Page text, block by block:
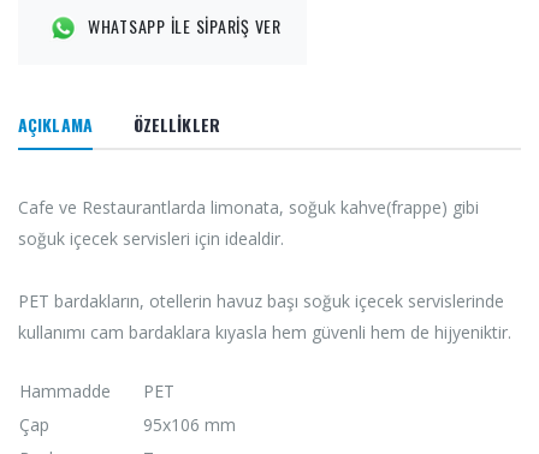
WHATSAPP İLE SİPARİŞ VER
AÇIKLAMA ÖZELLİKLER
Cafe ve Restaurantlarda limonata, soğuk kahve(frappe) gibi
soğuk içecek servisleri için idealdir.
PET bardakların, otellerin havuz başı soğuk içecek servislerinde
kullanımı cam bardaklara kıyasla hem güvenli hem de hijyeniktir.
Hammadde
PET
Çap
95x106 mm